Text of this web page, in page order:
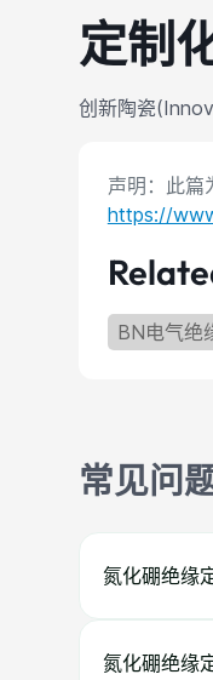
定制
创新陶瓷
声明：此篇
https://
BN电气绝
常见问
氮化硼绝缘
氮化硼绝缘